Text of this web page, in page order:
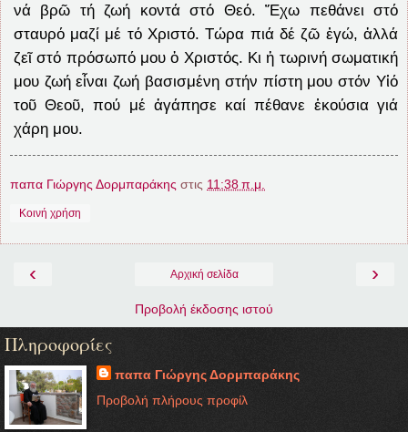
νά βρῶ τή ζωή κοντά στό Θεό. Ἔχω πεθάνει στό
σταυρό μαζί μέ τό Χριστό. Τώρα πιά δέ ζῶ ἐγώ, ἀλλά
ζεῖ στό πρόσωπό μου ὁ Χριστός. Κι ἡ τωρινή σωματική
μου ζωή εἶναι ζωή βασισμένη στήν πίστη μου στόν Υἱό
τοῦ Θεοῦ, πού μέ ἀγάπησε καί πέθανε ἑκούσια γιά
χάρη μου.
παπα Γιώργης Δορμπαράκης στις 11:38 π.μ.
Κοινή χρήση
‹ ›
Αρχική σελίδα
Προβολή έκδοσης ιστού
Πληροφορίες
παπα Γιώργης Δορμπαράκης
Προβολή πλήρους προφίλ